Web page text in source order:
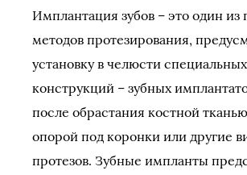
Имплантация зубов – это один из
методов протезирования,
установку в челюсти специальных
конструкций – зубных
после обрастания костной
опорой под коронки или другие
протезов. Зубные импланты